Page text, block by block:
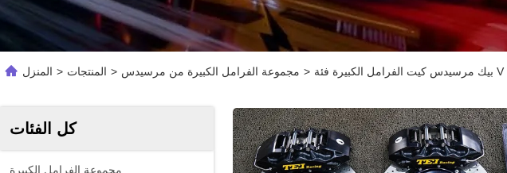
المنزل > المنتجات > مجموعة الفرامل الكبيرة من مرسيدس >
كل الفئات
مجموعة الفرامل الكبيرة